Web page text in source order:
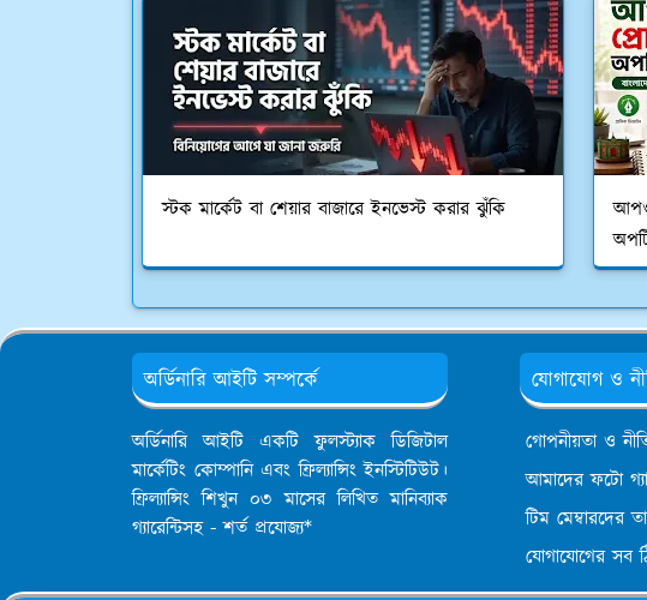
স্টক মার্কেট বা শেয়ার বাজারে ইনভেস্ট করার ঝুঁকি
অর্ডিনারি আইটি সম্পর্কে
অর্ডিনারি আইটি একটি ফুলস্ট্যাক ডিজিটাল
মার্কেটিং কোম্পানি এবং ফ্রিল্যান্সিং ইনস্টিটিউট।
ফ্রিল্যান্সিং শিখুন ০৩ মাসের লিখিত মানিব্যাক
গ্যারেন্টিসহ - শর্ত প্রযোজ্য*
যোগাযোগ ও
গোপনীয়তা ও
আমাদের ফটো
টিম মেম্বারদের
যোগাযোগের সব